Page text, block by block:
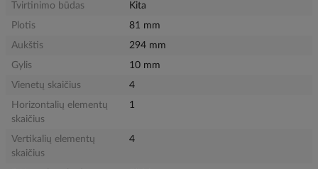
Tvirtinimo būdas
Kita
Plotis
81 mm
Aukštis
294 mm
Gylis
10 mm
Vienetų skaičius
4
Horizontalių elementų
skaičius
1
Vertikalių elementų
skaičius
4